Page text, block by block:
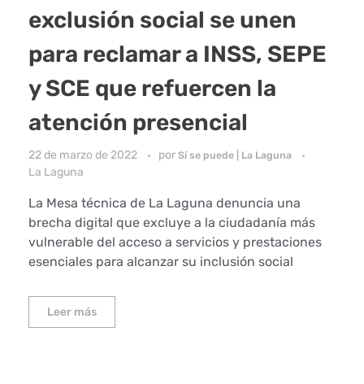
exclusión social se unen
para reclamar a INSS, SEPE
y SCE que refuercen la
atención presencial
22 de marzo de 2022 por Sí se puede | La Laguna
La Laguna
La Mesa técnica de La Laguna denuncia una
brecha digital que excluye a la ciudadanía más
vulnerable del acceso a servicios y prestaciones
esenciales para alcanzar su inclusión social
Leer más